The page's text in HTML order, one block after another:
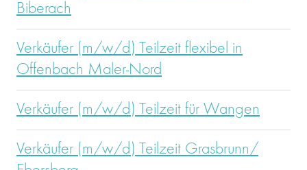
Biberach
Verkäufer (m/w/d) Teilzeit flexibel in
Offenbach Maler-Nord
Verkäufer (m/w/d) Teilzeit für Wangen
Verkäufer (m/w/d) Teilzeit Grasbrunn/